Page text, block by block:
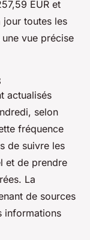
EUR et
jour toutes les
vue précise
actualisés
selon
fréquence
de suivre les
et de prendre
La
de sources
informations